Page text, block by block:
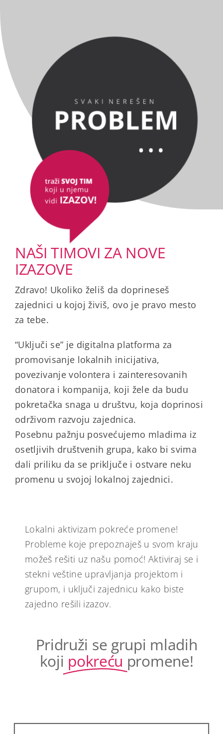
NAŠI TIMOVI ZA NOVE
IZAZOVE
Zdravo! Ukoliko želiš da doprineseš
zajednici u kojoj živiš, ovo je pravo mesto
za tebe.
“Uključi se” je digitalna platforma za
promovisanje lokalnih inicijativa,
povezivanje volontera i zainteresovanih
donatora i kompanija, koji žele da budu
pokretačka snaga u društvu, koja doprinosi
održivom razvoju zajednica.
Posebnu pažnju posvećujemo mladima iz
osetljivih društvenih grupa, kako bi svima
dali priliku da se priključe i ostvare neku
promenu u svojoj lokalnoj zajednici.
Lokalni aktivizam pokreće promene!
Probleme koje prepoznaješ u svom kraju
možeš rešiti uz našu pomoć! Aktiviraj se i
stekni veštine upravljanja projektom i
grupom, i uključi zajednicu kako biste
zajedno rešili izazov.
Pridruži se grupi mladih
koji pokreću promene!